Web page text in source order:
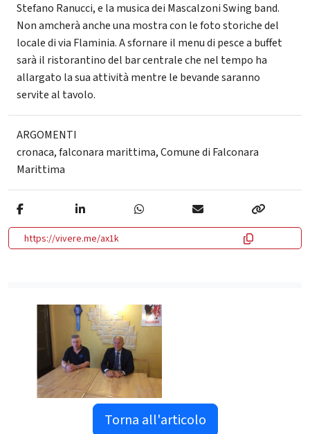
Stefano Ranucci, e la musica dei Mascalzoni Swing band.
Non amcherà anche una mostra con le foto storiche del
locale di via Flaminia. A sfornare il menu di pesce a buffet
sarà il ristorantino del bar centrale che nel tempo ha
allargato la sua attività mentre le bevande saranno
servite al tavolo.
ARGOMENTI
cronaca,falconara marittima,Comune di Falconara
Marittima
https://vivere.me/ax1k
Torna all'articolo